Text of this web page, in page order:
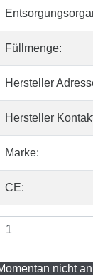
Füllmenge:
Hersteller
Hersteller
Marke:
CE:
nicht